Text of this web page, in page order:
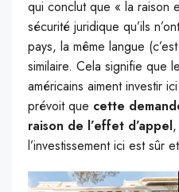
qui conclut que « la raison
sécurité juridique qu’ils
pays, la même langue
similaire. Cela signifie que
américains aiment investir
prévoit que cette
raison de l’effet d’appel
l’investissement ici est sûr